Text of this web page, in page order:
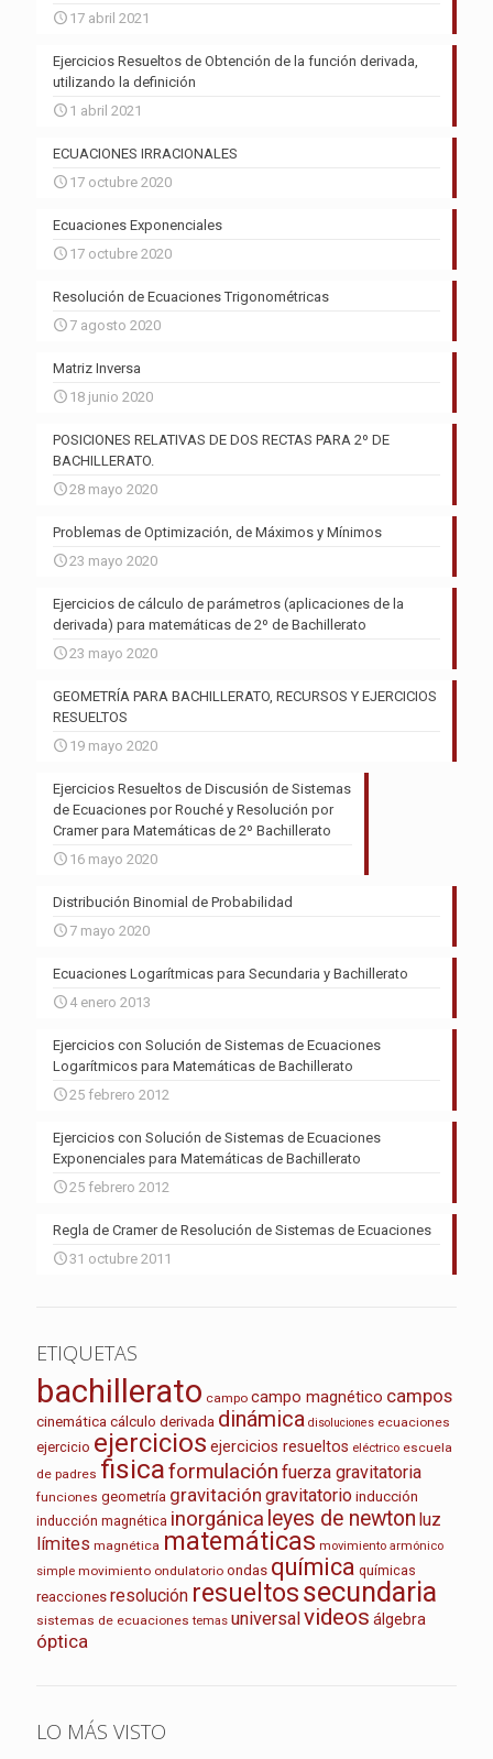
17 abril 2021
Ejercicios Resueltos de Obtención de la función derivada,
utilizando la definición
1 abril 2021
ECUACIONES IRRACIONALES
17 octubre 2020
Ecuaciones Exponenciales
17 octubre 2020
Resolución de Ecuaciones Trigonométricas
7 agosto 2020
Matriz Inversa
18 junio 2020
POSICIONES RELATIVAS DE DOS RECTAS PARA 2º DE
BACHILLERATO.
28 mayo 2020
Problemas de Optimización, de Máximos y Mínimos
23 mayo 2020
Ejercicios de cálculo de parámetros (aplicaciones de la
derivada) para matemáticas de 2º de Bachillerato
23 mayo 2020
GEOMETRÍA PARA BACHILLERATO, RECURSOS Y EJERCICIOS
RESUELTOS
19 mayo 2020
Ejercicios Resueltos de Discusión de Sistemas
de Ecuaciones por Rouché y Resolución por
Cramer para Matemáticas de 2º Bachillerato
16 mayo 2020
Distribución Binomial de Probabilidad
7 mayo 2020
Ecuaciones Logarítmicas para Secundaria y Bachillerato
4 enero 2013
Ejercicios con Solución de Sistemas de Ecuaciones
Logarítmicos para Matemáticas de Bachillerato
25 febrero 2012
Ejercicios con Solución de Sistemas de Ecuaciones
Exponenciales para Matemáticas de Bachillerato
25 febrero 2012
Regla de Cramer de Resolución de Sistemas de Ecuaciones
31 octubre 2011
ETIQUETAS
bachillerato campo campo magnético campos
cinemática cálculo derivada dinámica disoluciones ecuaciones
ejercicio ejercicios ejercicios resueltos eléctrico escuela
de padres fisicaformulación fuerza gravitatoria
funciones geometría gravitación gravitatorio inducción
inducción magnética inorgánica leyes de newton luz
límites magnética matemáticas movimiento armónico
simple movimiento ondulatorio ondas química químicas
reacciones resolución resueltossecundaria
sistemas de ecuaciones temas universalvideos álgebra
óptica
LO MÁS VISTO